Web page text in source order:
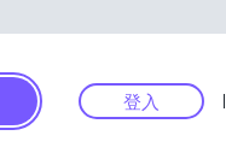
登入